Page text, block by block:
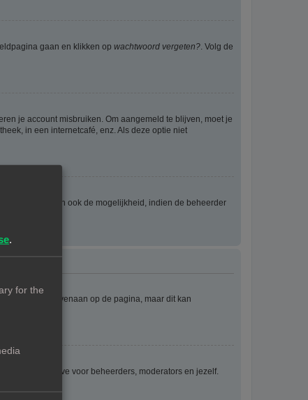
gaan en klikken op wachtwoord vergeten?. Volg de
je account misbruiken. Om aangemeld te blijven, moet je
in een internetcafé, enz. Als deze optie niet
wordt en geven ook de mogelijkheid, indien de beheerder
meestal bovenaan op de pagina, maar dit kan
behalve voor beheerders, moderators en jezelf.
.
for the